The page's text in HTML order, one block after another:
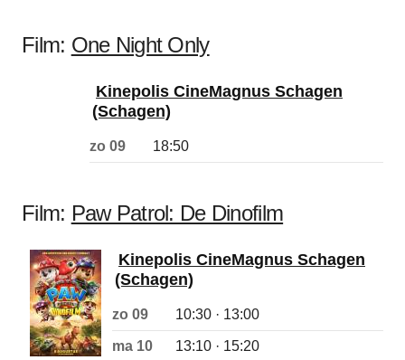
Film: One Night Only
Kinepolis CineMagnus Schagen
(Schagen)
zo 09 18:50
Film: Paw Patrol: De Dinofilm
Kinepolis CineMagnus Schagen
(Schagen)
zo 09 10:30 · 13:00
ma 10 13:10 · 15:20